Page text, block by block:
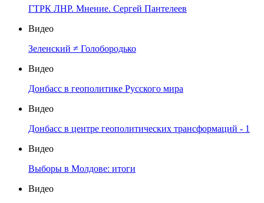
ГТРК ЛНР. Мнение. Сергей Пантелеев
Видео
Зеленский ≠ Голобородько
Видео
Донбасс в геополитике Русского мира
Видео
Донбасс в центре геополитических трансформаций - 1
Видео
Выборы в Молдове: итоги
Видео